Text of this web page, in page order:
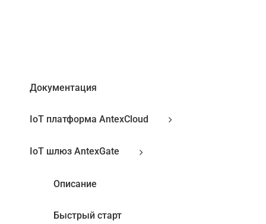
Документация
IoT платформа AntexCloud
IoT шлюз AntexGate
Описание
Быстрый старт